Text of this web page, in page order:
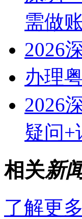
需做
2026
办理
2026
疑问+
相关新
了解更